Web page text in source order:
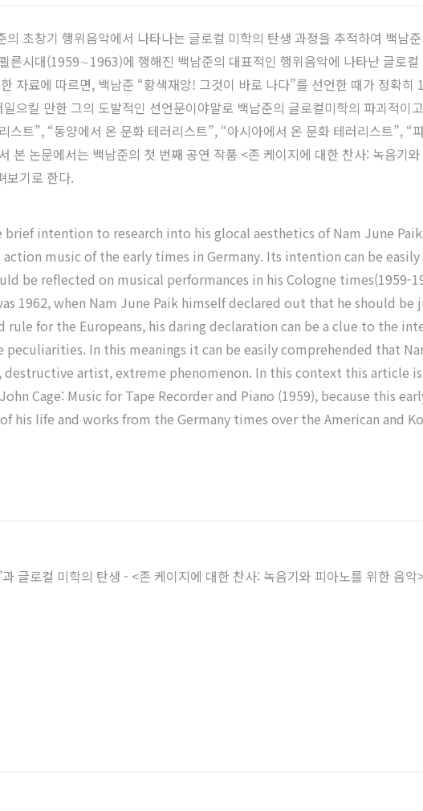
의 초창기 행위음악에서 나타나는 글로컬 미학의 탄생 과정을 추적하여 백남
른시대(1959∼1963)에 행해진 백남준의 대표적인 행위음악에 나타난 글로
자료에 따르면, 백남준 “황색재앙! 그것이 바로 나다”를 선언한 때가 정확
으킬 만한 그의 도발적인 선언문이야말로 백남준의 글로컬미학의 파괴적
스트”, “동양에서 온 문화 테러리스트”, “아시아에서 온 문화 테러리스트”,
본 논문에서는 백남준의 첫 번째 공연 작품 <존 케이지에 대한 찬사: 녹음기
보기로 한다.
brief intention to research into his glocal aesthetics of Nam June
music of the early times in Germany. Its intention can be
be reflected on musical performances in his Cologne times(1959-
1962, when Nam June Paik himself declared out that he should
rule for the Europeans, his daring declaration can be a clue to the
peculiarities. In this meanings it can be easily comprehended that
artist, extreme phenomenon. In this context this article
Cage: Music for Tape Recorder and Piano (1959), because this
his life and works from the Germany times over the American and
과 글로컬 미학의 탄생 - <존 케이지에 대한 찬사: 녹음기와 피아노를 위한 음